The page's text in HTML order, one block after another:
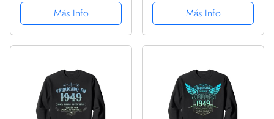
SudaderaMás Info
Sudadera con Capucha
Más Info